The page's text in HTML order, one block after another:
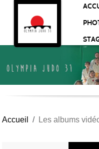
Accueil Les albums
Panneau de gestion des